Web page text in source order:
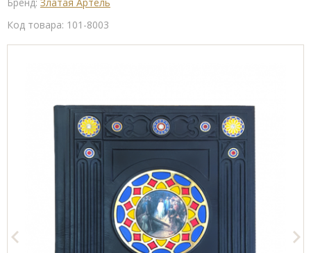
Код товара: 101-8003